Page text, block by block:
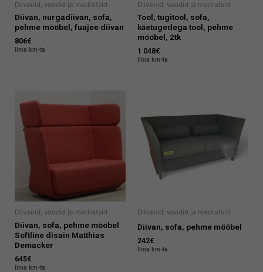
Diivanid, voodid ja madratsid
Diivan, nurgadiivan, sofa,
pehme mööbel, fuajee diivan
806€
Ilma km-ta
Diivanid, voodid ja madratsid
Tool, tugitool, sofa,
käetugedega tool, pehme
mööbel, 2tk
1 048€
Ilma km-ta
Diivanid, voodid ja madratsid
Diivan, sofa, pehme mööbel
Softline disain Matthias
Demacker
645€
Ilma km-ta
Diivanid, voodid ja madratsid
Diivan, sofa, pehme mööbel
242€
Ilma km-ta